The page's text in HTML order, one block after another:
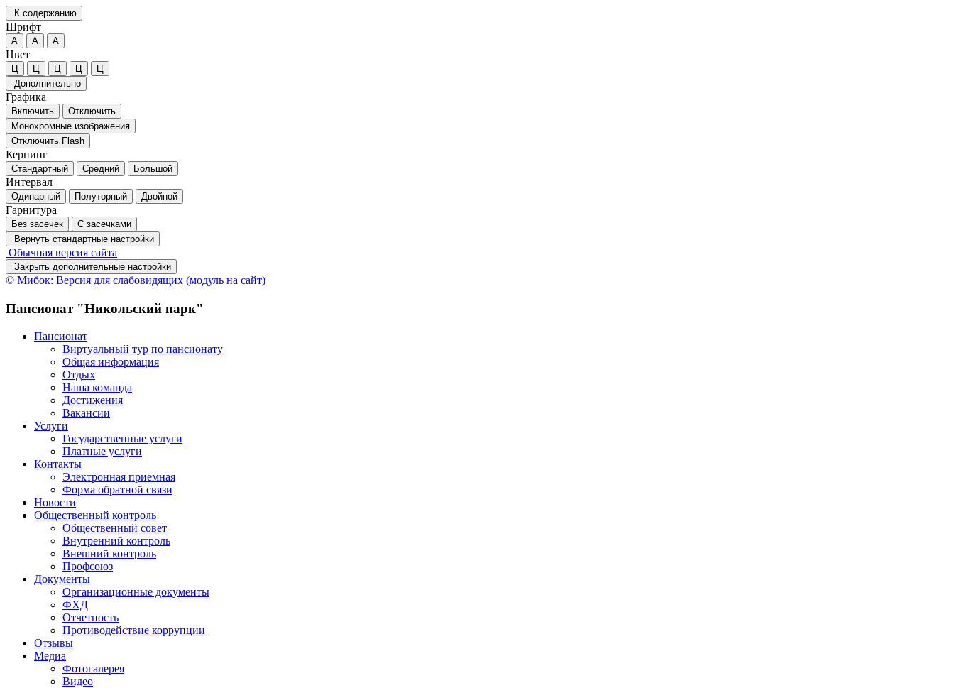
К содержанию
Шрифт
А А А
Цвет
Ц Ц Ц Ц
Ц
Дополнительно
Графика
Включить
Отключить
Монохромные изображения
Отключить Flash
Кернинг
Стандартный Средний Большой
Интервал
Одинарный Полуторный Двойной
Гарнитура
Без засечек
С засечками
Вернуть стандартные настройки
Обычная версия сайта
Закрыть дополнительные настройки
© Мибок: Версия для слабовидящих (модуль на сайт)
Пансионат "Никольский парк"
Пансионат
Виртуальный тур по пансионату
Общая информация
Отдых
Наша команда
Достижения
Вакансии
Услуги
Государственные услуги
Платные услуги
Контакты
Электронная приемная
Форма обратной связи
Новости
Общественный контроль
Общественный совет
Внутренний контроль
Внешний контроль
Профсоюз
Документы
Организационные документы
ФХД
Отчетность
Противодействие коррупции
Отзывы
Медиа
Фотогалерея
Видео